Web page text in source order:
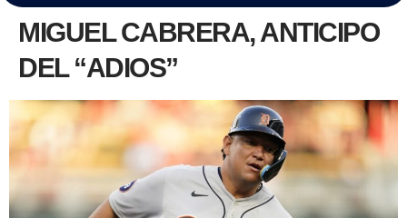
MIGUEL CABRERA, ANTICIPO
DEL “ADIOS”